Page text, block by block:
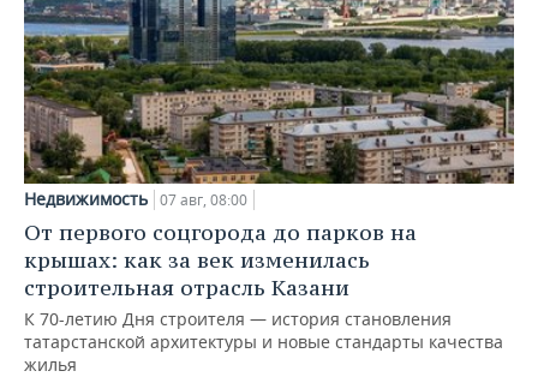
Недвижимость 07 авг, 08:00
От первого соцгорода до парков на
крышах: как за век изменилась
строительная отрасль Казани
К 70-летию Дня строителя — история становления
татарстанской архитектуры и новые стандарты качества
жилья